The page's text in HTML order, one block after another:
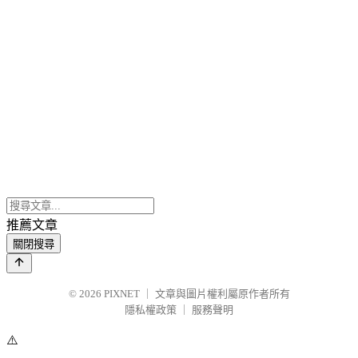
推薦文章
關閉搜尋
© 2026 PIXNET
文章與圖片權利屬原作者所有
隱私權政策
服務聲明
⚠️